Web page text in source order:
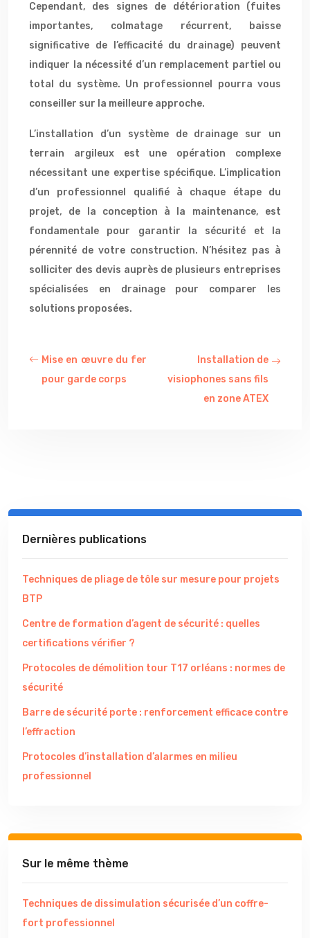
Cependant, des signes de détérioration (fuites
importantes, colmatage récurrent, baisse
significative de l’efficacité du drainage) peuvent
indiquer la nécessité d’un remplacement partiel ou
total du système. Un professionnel pourra vous
conseiller sur la meilleure approche.
L’installation d’un système de drainage sur un
terrain argileux est une opération complexe
nécessitant une expertise spécifique. L’implication
d’un professionnel qualifié à chaque étape du
projet, de la conception à la maintenance, est
fondamentale pour garantir la sécurité et la
pérennité de votre construction. N’hésitez pas à
solliciter des devis auprès de plusieurs entreprises
spécialisées en drainage pour comparer les
solutions proposées.
Mise en œuvre du fer
pour garde corps
Installation de
visiophones sans fils
en zone ATEX
Dernières publications
Techniques de pliage de tôle sur mesure pour projets
BTP
Centre de formation d’agent de sécurité : quelles
certifications vérifier ?
Protocoles de démolition tour T17 orléans : normes de
sécurité
Barre de sécurité porte : renforcement efficace contre
l’effraction
Protocoles d’installation d’alarmes en milieu
professionnel
Sur le même thème
Techniques de dissimulation sécurisée d’un coffre-
fort professionnel